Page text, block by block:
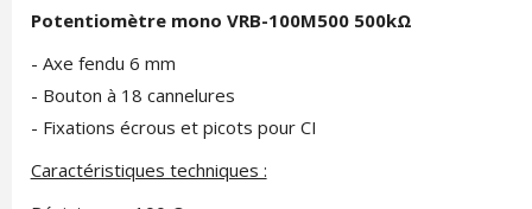
Potentiomètre mono VRB-100M500 500kΩ
- Axe fendu 6 mm
- Bouton à 18 cannelures
- Fixations écrous et picots pour CI
Caractéristiques techniques :